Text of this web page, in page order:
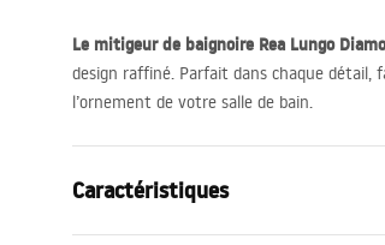
Le mitigeur de baignoire Rea Lungo
design raffiné. Parfait dans chaque détail,
l’ornement de votre salle de bain.
Caractéristiques